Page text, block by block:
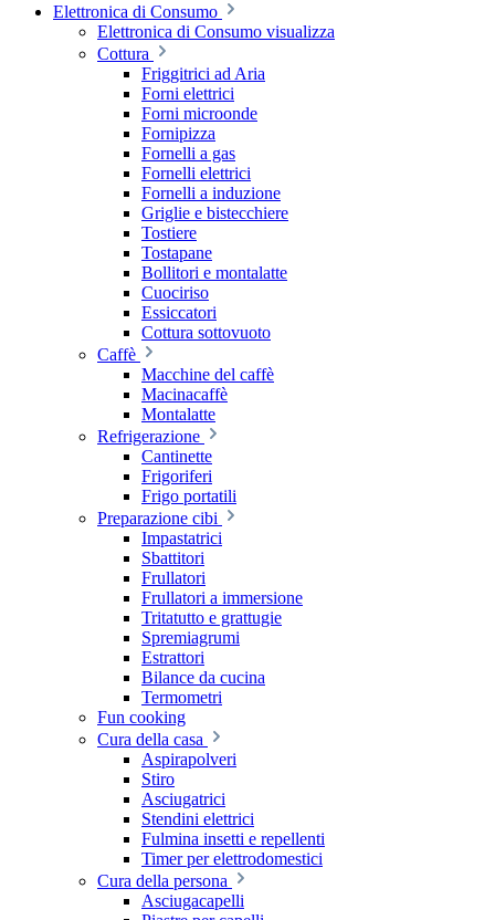
Elettronica di Consumo
Elettronica di Consumo visualizza
Cottura
Friggitrici ad Aria
Forni elettrici
Forni microonde
Fornipizza
Fornelli a gas
Fornelli elettrici
Fornelli a induzione
Griglie e bistecchiere
Tostiere
Tostapane
Bollitori e montalatte
Cuociriso
Essiccatori
Cottura sottovuoto
Caffè
Macchine del caffè
Macinacaffè
Montalatte
Refrigerazione
Cantinette
Frigoriferi
Frigo portatili
Preparazione cibi
Impastatrici
Sbattitori
Frullatori
Frullatori a immersione
Tritatutto e grattugie
Spremiagrumi
Estrattori
Bilance da cucina
Termometri
Fun cooking
Cura della casa
Aspirapolveri
Stiro
Asciugatrici
Stendini elettrici
Fulmina insetti e repellenti
Timer per elettrodomestici
Cura della persona
Asciugacapelli